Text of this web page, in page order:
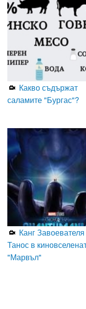
Какво съдържат
саламите "Бургас"?
Канг
Танос в
"Марвъл"